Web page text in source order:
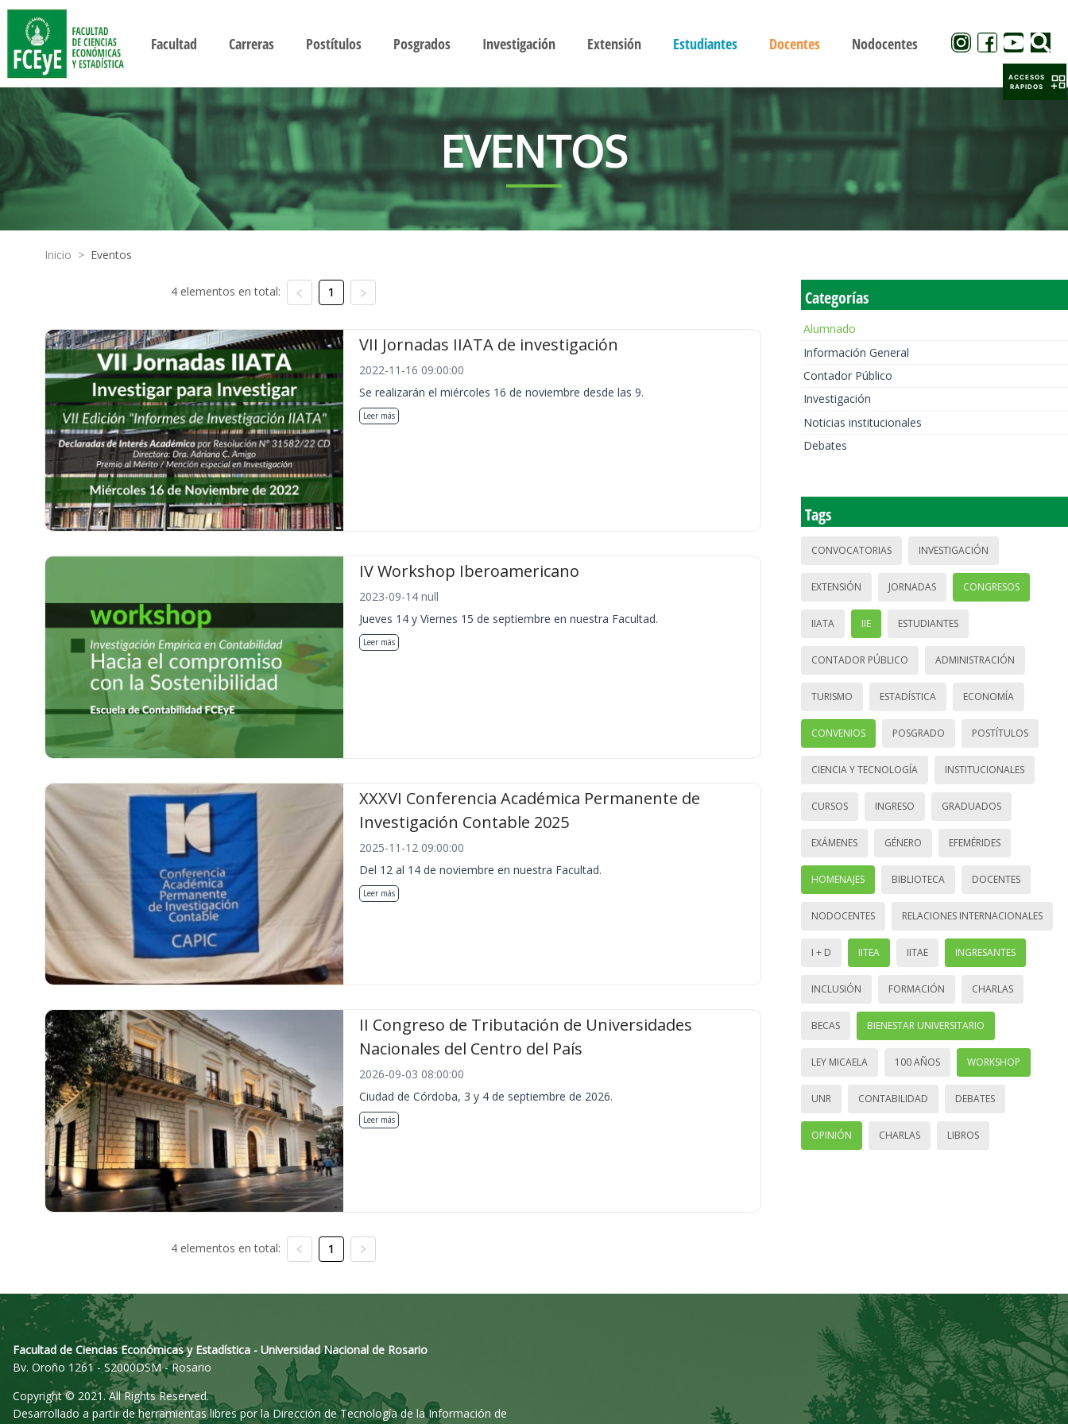
Facultad Carreras Postítulos Posgrados Investigación Extensión Estudiantes Docentes Nodocentes
EVENTOS
Inicio > Eventos
4 elementos en total: 1
VII Jornadas IIATA de investigación
2022-11-16 09:00:00
Se realizarán el miércoles 16 de noviembre desde las 9.
Leer más
IV Workshop Iberoamericano
2023-09-14 null
Jueves 14 y Viernes 15 de septiembre en nuestra Facultad.
Leer más
XXXVI Conferencia Académica Permanente de
Investigación Contable 2025
2025-11-12 09:00:00
Del 12 al 14 de noviembre en nuestra Facultad.
Leer más
II Congreso de Tributación de Universidades
Nacionales del Centro del País
2026-09-03 08:00:00
Ciudad de Córdoba, 3 y 4 de septiembre de 2026.
Leer más
4 elementos en total: 1
Categorías
Alumnado
Información General
Contador Público
Investigación
Noticias institucionales
Debates
Tags
CONVOCATORIAS INVESTIGACIÓN
EXTENSIÓN JORNADAS CONGRESOS
IIATA IIE ESTUDIANTES
CONTADOR PÚBLICO ADMINISTRACIÓN
TURISMO ESTADÍSTICA ECONOMÍA
CONVENIOS POSGRADO POSTÍTULOS
CIENCIA Y TECNOLOGÍA INSTITUCIONALES
CURSOS INGRESO GRADUADOS
EXÁMENES GÉNERO EFEMÉRIDES
HOMENAJES BIBLIOTECA DOCENTES
NODOCENTES RELACIONES INTERNACIONALES
I + D IITEA IITAE INGRESANTES
INCLUSIÓN FORMACIÓN CHARLAS
BECAS BIENESTAR UNIVERSITARIO
LEY MICAELA 100 AÑOS WORKSHOP
UNR CONTABILIDAD DEBATES
OPINIÓN CHARLAS LIBROS
Facultad de Ciencias Económicas y Estadística - Universidad Nacional de Rosario
Bv. Oroño 1261 - S2000DSM - Rosario
Copyright © 2021. All Rights Reserved.
Desarrollado a partir de herramientas libres por la Dirección de Tecnología de la Información de
ACCESOS
RAPIDOS